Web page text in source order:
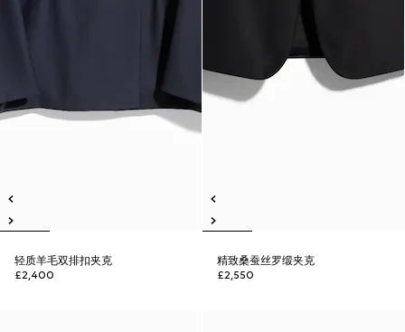
轻质羊毛双排扣夹克
£2,400
精致桑蚕丝罗缎夹克
£2,550